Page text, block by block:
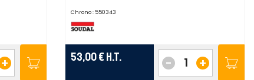
+
Chrono : 550343
53,00 € H.T. +
-